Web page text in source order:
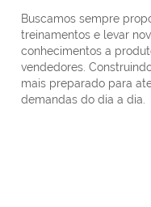
Buscamos sempre
treinamentos e levar
conhecimentos a
vendedores.
mais preparado para
demandas do dia a dia.